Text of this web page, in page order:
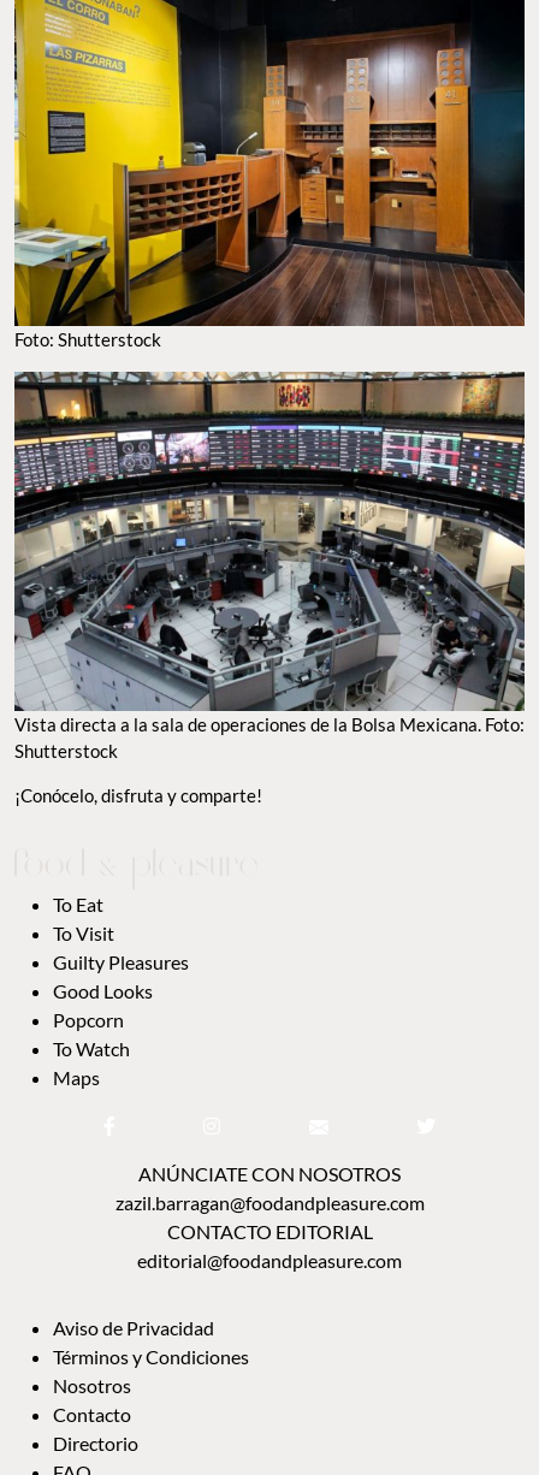
Foto: Shutterstock
Vista directa a la sala de operaciones de la Bolsa Mexicana. Foto:
Shutterstock
¡Conócelo, disfruta y comparte!
To Eat
To Visit
Guilty Pleasures
Good Looks
Popcorn
To Watch
Maps
ANÚNCIATE CON NOSOTROS
zazil.barragan@foodandpleasure.com
CONTACTO EDITORIAL
editorial@foodandpleasure.com
Aviso de Privacidad
Términos y Condiciones
Nosotros
Contacto
Directorio